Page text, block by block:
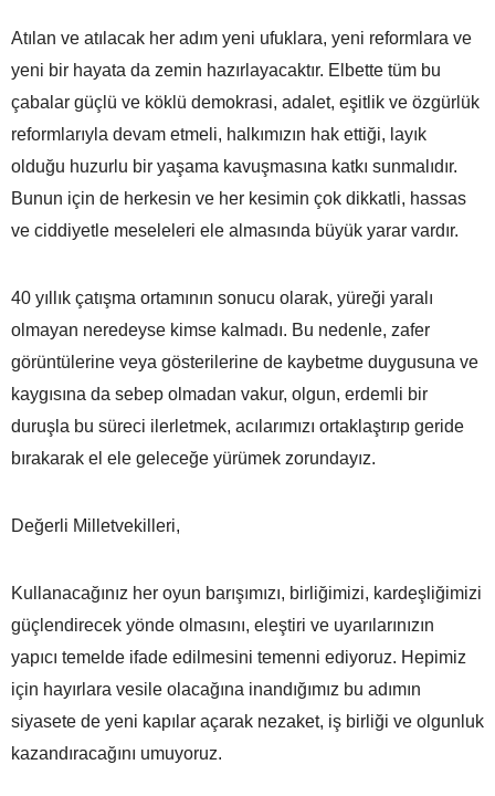
Atılan ve atılacak her adım yeni ufuklara, yeni reformlara ve
yeni bir hayata da zemin hazırlayacaktır. Elbette tüm bu
çabalar güçlü ve köklü demokrasi, adalet, eşitlik ve özgürlük
reformlarıyla devam etmeli, halkımızın hak ettiği, layık
olduğu huzurlu bir yaşama kavuşmasına katkı sunmalıdır.
Bunun için de herkesin ve her kesimin çok dikkatli, hassas
ve ciddiyetle meseleleri ele almasında büyük yarar vardır.
40 yıllık çatışma ortamının sonucu olarak, yüreği yaralı
olmayan neredeyse kimse kalmadı. Bu nedenle, zafer
görüntülerine veya gösterilerine de kaybetme duygusuna ve
kaygısına da sebep olmadan vakur, olgun, erdemli bir
duruşla bu süreci ilerletmek, acılarımızı ortaklaştırıp geride
bırakarak el ele geleceğe yürümek zorundayız.
Değerli Milletvekilleri,
Kullanacağınız her oyun barışımızı, birliğimizi, kardeşliğimizi
güçlendirecek yönde olmasını, eleştiri ve uyarılarınızın
yapıcı temelde ifade edilmesini temenni ediyoruz. Hepimiz
için hayırlara vesile olacağına inandığımız bu adımın
siyasete de yeni kapılar açarak nezaket, iş birliği ve olgunluk
kazandıracağını umuyoruz.